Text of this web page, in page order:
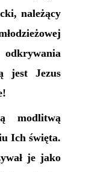
należący
odkrywania
jest Jezus
modlitwą
Ich święta.
je jako